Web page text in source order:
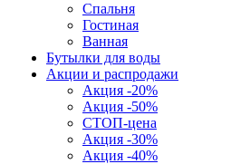
Спальня
Гостиная
Ванная
Бутылки для воды
Акции и распродажи
Акция -20%
Акция -50%
СТОП-цена
Акция -30%
Акция -40%